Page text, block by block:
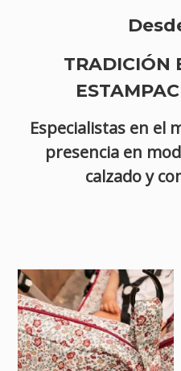
TRADICIÓN
Especialistas en el
presencia en
calzado y